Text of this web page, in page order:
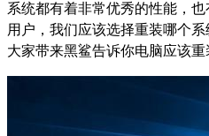
系统都有着非常优秀的性能，
用户，我们应该选择重装哪个
大家带来黑鲨告诉你电脑应该重